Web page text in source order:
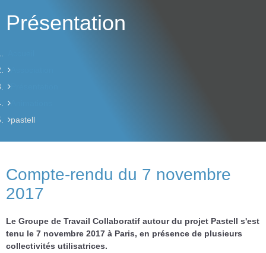
Présentation
pastell
Compte-rendu du 7 novembre
2017
Le Groupe de Travail Collaboratif autour du projet Pastell s'est
tenu le 7 novembre 2017 à Paris, en présence de plusieurs
collectivités utilisatrices.